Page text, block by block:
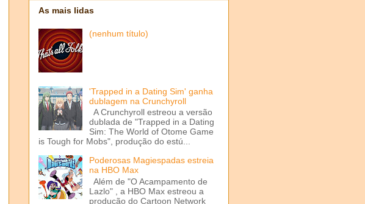
As mais lidas
(nenhum título)
'Trapped in a Dating Sim' ganha
dublagem na Crunchyroll
A Crunchyroll estreou a versão
dublada de "Trapped in a Dating
Sim: The World of Otome Game
is Tough for Mobs", produção do estú...
Poderosas Magiespadas estreia
na HBO Max
Além de "O Acampamento de
Lazlo" , a HBO Max estreou a
produção do Cartoon Network